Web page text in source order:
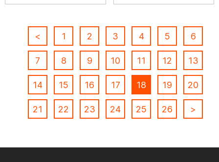
< 1 2 3 4 5 6
7 8 9 10 11 12 13
14 15 16 17 18 19 20
21 22 23 24 25 26 >